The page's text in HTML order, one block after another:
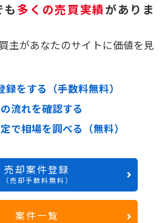
多くの売買実績がありま
主があなたのサイトに価値を見
をする（手数料無料）
流れを確認する
で相場を調べる（無料）
売却案件登録
（売却手数料無料）
案件一覧